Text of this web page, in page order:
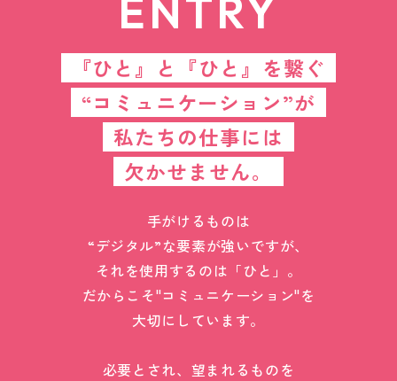
ENTRY
『ひと』と『ひと』を繋ぐ
“コミュニケーション”が
私たちの仕事には
欠かせません。
手がけるものは
“デジタル”な要素が強いですが、
それを使用するのは「ひと」。
だからこそ"コミュニケーション"を
大切にしています。
必要とされ、望まれるものを